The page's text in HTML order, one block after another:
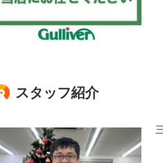
スタッフ紹介